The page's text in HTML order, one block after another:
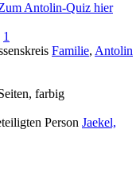
Antolin-Quiz hier
1
Familie, Antolin
farbig
Person Jaekel,